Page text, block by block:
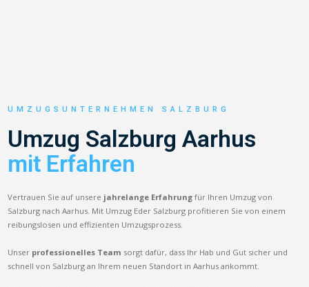
UMZUGSUNTERNEHMEN SALZBURG
Umzug Salzburg Aarhus
mit Erfahren
Vertrauen Sie auf unsere jahrelange Erfahrung für Ihren Umzug von
Salzburg nach Aarhus. Mit Umzug Eder Salzburg profitieren Sie von einem
reibungslosen und effizienten Umzugsprozess.
Unser professionelles Team sorgt dafür, dass Ihr Hab und Gut sicher und
schnell von Salzburg an Ihrem neuen Standort in Aarhus ankommt.